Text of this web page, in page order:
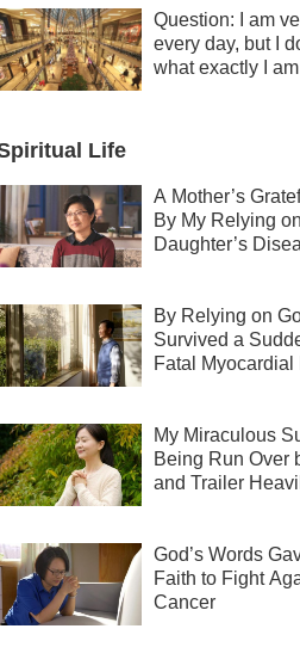
Question: I am
every day, but I
what exactly I
Life
A Mother’s
By My Relying
Daughter’s
By Relying on
Survived a
Fatal Myocardial
My Miraculous
Being Run Over
and Trailer
God’s Words
Faith to Fight
Cancer